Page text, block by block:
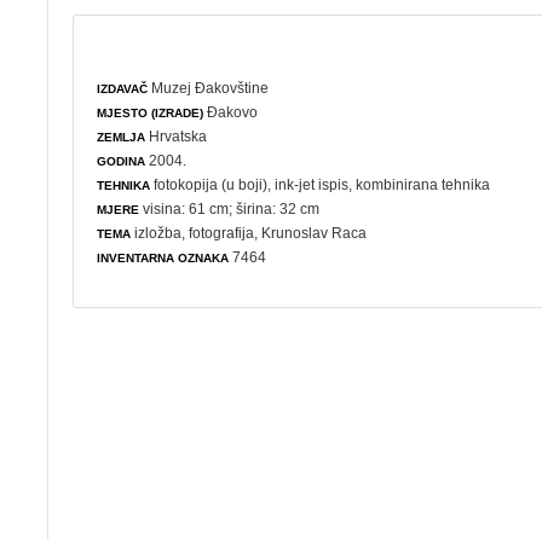
IZDAVAČ Muzej Đakovštine
MJESTO (IZRADE) Đakovo
ZEMLJA Hrvatska
GODINA 2004.
TEHNIKA fotokopija (u boji), ink-jet ispis, kombinirana tehnika
MJERE visina: 61 cm; širina: 32 cm
TEMA izložba ,fotografija , Krunoslav Raca
INVENTARNA OZNAKA 7464